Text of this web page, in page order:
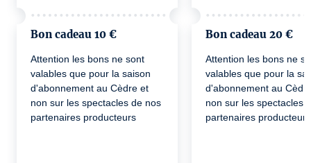
Bon cadeau 10 €
Attention les bons ne sont
valables que pour la saison
d'abonnement au Cèdre et
non sur les spectacles de nos
partenaires producteurs
Bon cadeau 20 €
Attention les bons ne
valables que pour la
d'abonnement au
non sur les spectacles
partenaires producteurs